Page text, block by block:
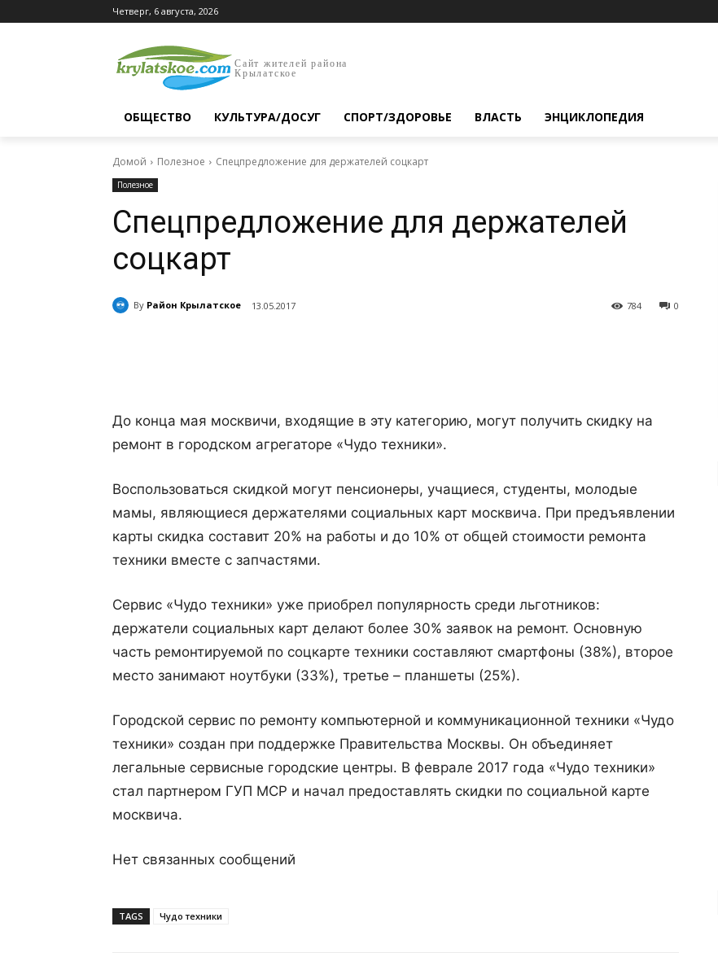
Четверг, 6 августа, 2026
Сайт жителей района
Крылатское
ОБЩЕСТВО КУЛЬТУРА/ДОСУГ СПОРТ/ЗДОРОВЬЕ ВЛАСТЬ ЭНЦИКЛОПЕДИЯ
Домой Полезное Спецпредложение для держателей соцкарт
Полезное
Спецпредложение для держателей
соцкарт
By Район Крылатское 13.05.2017 0
784
До конца мая москвичи, входящие в эту категорию, могут получить скидку на
ремонт в городском агрегаторе «Чудо техники».
Воспользоваться скидкой могут пенсионеры, учащиеся, студенты, молодые
мамы, являющиеся держателями социальных карт москвича. При предъявлении
карты скидка составит 20% на работы и до 10% от общей стоимости ремонта
техники вместе с запчастями.
Сервис «Чудо техники» уже приобрел популярность среди льготников:
держатели социальных карт делают более 30% заявок на ремонт. Основную
часть ремонтируемой по соцкарте техники составляют смартфоны (38%), второе
место занимают ноутбуки (33%), третье – планшеты (25%).
Городской сервис по ремонту компьютерной и коммуникационной техники «Чудо
техники» создан при поддержке Правительства Москвы. Он объединяет
легальные сервисные городские центры. В феврале 2017 года «Чудо техники»
стал партнером ГУП МСР и начал предоставлять скидки по социальной карте
москвича.
Нет связанных сообщений
TAGS Чудо техники